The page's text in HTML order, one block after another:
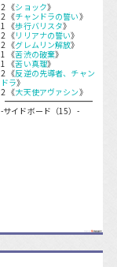
2 《ショック》
2 《チャンドラの誓い》
1 《歩行バリスタ》
2 《リリアナの誓い》
2 《グレムリン解放》
1 《苦渋の破棄》
1 《苦い真理》
2 《反逆の先導者、チャン
ドラ》
2 《大天使アヴァシン》
-サイドボード（15）-